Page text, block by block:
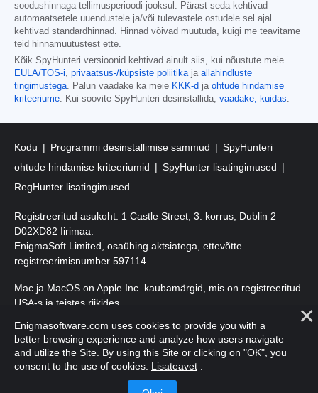
soodushinnaga tellimusperioodi jooksul. Pärast seda kehtivad
automaatsetele uuendustele ja/või tulevastele ostudele sel ajal
kehtivad standardhinnad. Hinnad võivad muutuda, kuigi me teavitame
teid hinnamuutustest ette.
Kõik SpyHunteri versioonid kehtivad ainult siis, kui nõustute meie
EULA/TOS-i, privaatsus-/küpsiste poliitikaja allahindluste
tingimustega. Palun vaadake ka meie KKK-d ja ohtude hindamise
kriteeriume. Kui soovite SpyHunteri desinstallida, vaadake, kuidas.
Kodu Programmi desinstallimise sammud
SpyHunteri
ohtude hindamise kriteeriumid
SpyHunter lisatingimused
RegHunter lisatingimused
Registreeritud asukoht: 1 Castle Street, 3. korrus, Dublin 2
D02XD82 Iirimaa.
EnigmaSoft Limited, osaühing aktsiatega, ettevõtte
registreerimisnumber 597114.
Mac ja MacOS on Apple Inc. kaubamärgid, mis on registreeritud
USA-s ja teistes riikides.
Autoriõigus 2016-2026. EnigmaSoft Ltd. Kõik õigused kaitstud.
Enigmasoftware.com uses cookies to provide you with a
better browsing experience and analyze how users navigate
and utilize the Site. By using this Site or clicking on "OK", you
consent to the use of cookies. Lisateavet